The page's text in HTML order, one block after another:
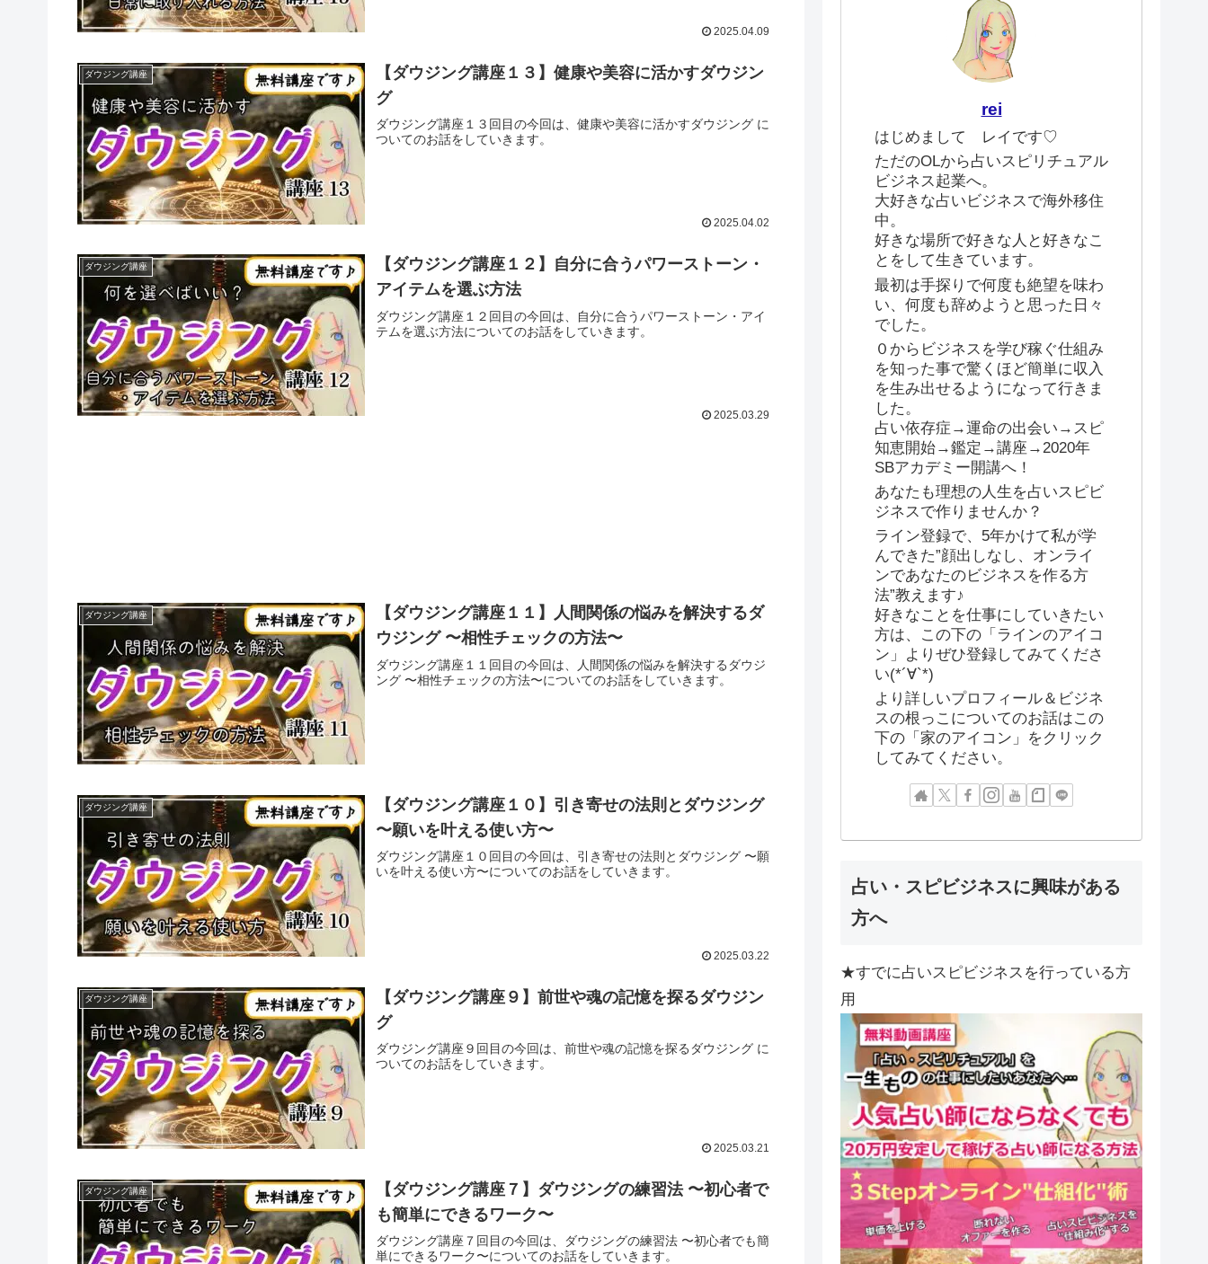
2025.04.09
ダウジング講座
【ダウジング講座１３】健康や美容に活かすダウジン
グ
ダウジング講座１３回目の今回は、健康や美容に活かすダウジング に
ついてのお話をしていきます。
2025.04.02
ダウジング講座
【ダウジング講座１２】自分に合うパワーストーン・
アイテムを選ぶ方法
ダウジング講座１２回目の今回は、自分に合うパワーストーン・アイ
テムを選ぶ方法についてのお話をしていきます。
2025.03.29
ダウジング講座
【ダウジング講座１１】人間関係の悩みを解決するダ
ウジング 〜相性チェックの方法〜
ダウジング講座１１回目の今回は、人間関係の悩みを解決するダウジ
ング 〜相性チェックの方法〜についてのお話をしていきます。
ダウジング講座
【ダウジング講座１０】引き寄せの法則とダウジング
〜願いを叶える使い方〜
ダウジング講座１０回目の今回は、引き寄せの法則とダウジング 〜願
いを叶える使い方〜についてのお話をしていきます。
2025.03.22
ダウジング講座
【ダウジング講座９】前世や魂の記憶を探るダウジン
グ
ダウジング講座９回目の今回は、前世や魂の記憶を探るダウジング に
ついてのお話をしていきます。
2025.03.21
ダウジング講座
【ダウジング講座７】ダウジングの練習法 〜初心者で
も簡単にできるワーク〜
ダウジング講座７回目の今回は、ダウジングの練習法 〜初心者でも簡
単にできるワーク〜についてのお話をしていきます。
rei
はじめまして レイです♡
ただのOLから占いスピリチュアル
ビジネス起業へ。
大好きな占いビジネスで海外移住
中。
好きな場所で好きな人と好きなこ
とをして生きています。
最初は手探りで何度も絶望を味わ
い、何度も辞めようと思った日々
でした。
０からビジネスを学び稼ぐ仕組み
を知った事で驚くほど簡単に収入
を生み出せるようになって行きま
した。
占い依存症→運命の出会い→スピ
知恵開始→鑑定→講座→2020年
SBアカデミー開講へ！
あなたも理想の人生を占いスピビ
ジネスで作りませんか？
ライン登録で、5年かけて私が学
んできた”顔出しなし、オンライ
ンであなたのビジネスを作る方
法”教えます♪
好きなことを仕事にしていきたい
方は、この下の「ラインのアイコ
ン」よりぜひ登録してみてくださ
い(*´∀`*)
より詳しいプロフィール＆ビジネ
スの根っこについてのお話はこの
下の「家のアイコン」をクリック
してみてください。
占い・スピビジネスに興味がある
方へ
★すでに占いスピビジネスを行っている方
用